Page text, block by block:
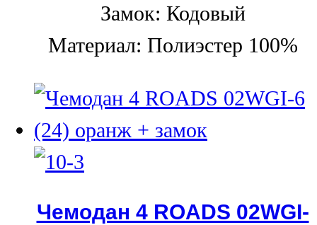
Замок: Кодовый
Материал: Полиэстер 100%
Чемодан 4 ROADS 02WGI-